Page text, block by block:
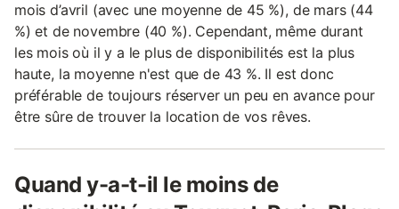
mois d’avril (avec une moyenne de 45 %), de mars (44
%) et de novembre (40 %). Cependant, même durant
les mois où il y a le plus de disponibilités est la plus
haute, la moyenne n'est que de 43 %. Il est donc
préférable de toujours réserver un peu en avance pour
être sûre de trouver la location de vos rêves.
Quand y-a-t-il le moins de